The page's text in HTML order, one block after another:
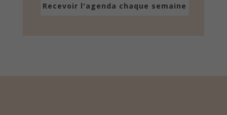
Recevoir l'agenda chaque semaine